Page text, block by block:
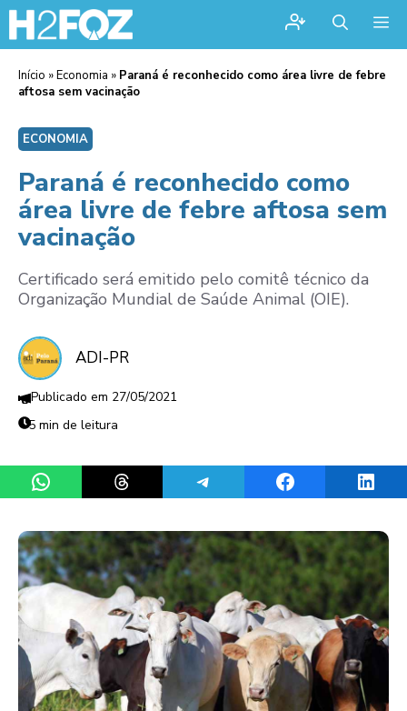
Início »Economia » Paraná é reconhecido como área livre de febre
aftosa sem vacinação
ECONOMIA
Paraná é reconhecido como
área livre de febre aftosa sem
vacinação
Certificado será emitido pelo comitê técnico da
Organização Mundial de Saúde Animal (OIE).
ADI-PR
27/05/2021
5 min de leitura
Share on WhatsAppShare on ThreadsShare on TelegramShare on Facebook